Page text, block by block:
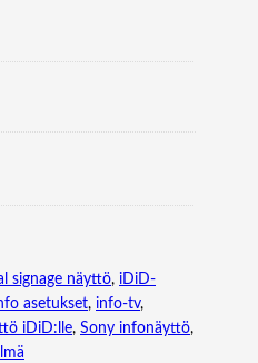
signage näyttö, iDiD-
asetukset, info-tv
iDiD:lle, Sony infonäyttö